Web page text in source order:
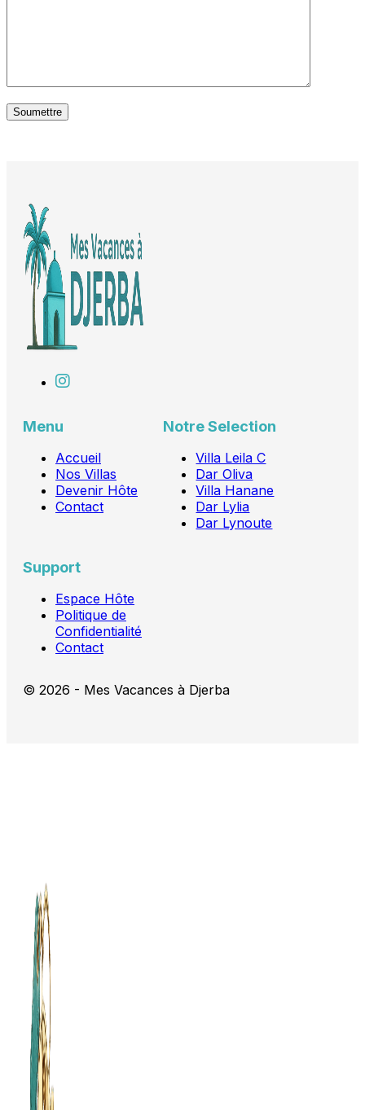
Menu
Accueil
Nos Villas
Devenir Hôte
Contact
Notre Selection
Villa Leila C
Dar Oliva
Villa Hanane
Dar Lylia
Dar Lynoute
Support
Espace Hôte
Politique de
Confidentialité
Contact
© 2026 - Mes Vacances à Djerba